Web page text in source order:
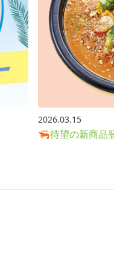
2026.03.15
🦐待望の新商品